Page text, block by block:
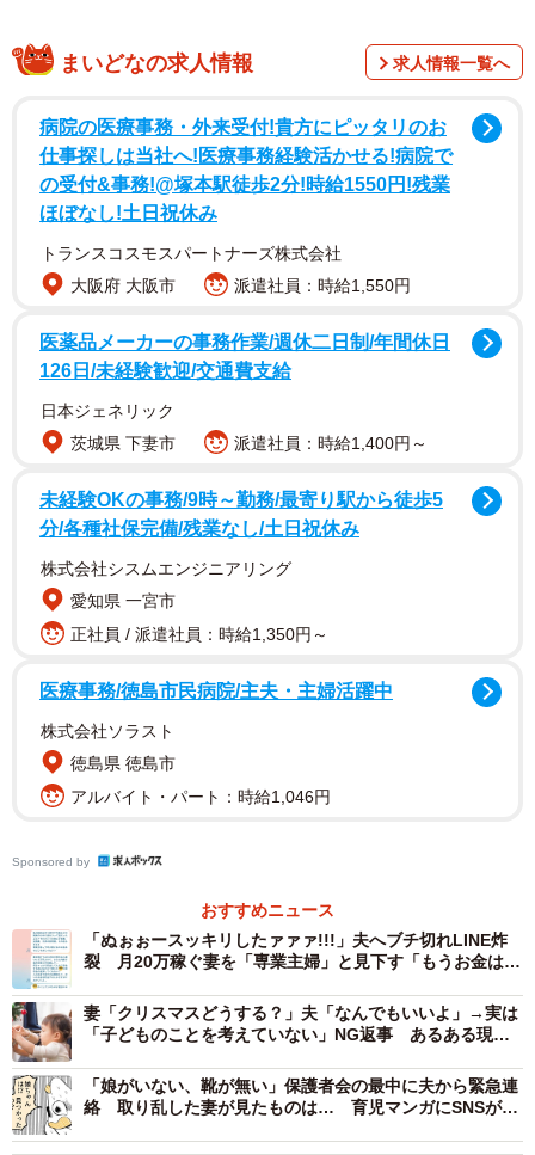
そんなパパさんを柊子さんは責めることはしなかったもの
んにモヤモヤしながら思わずツイートしたといいます。
「私たち（ママたち）の普通って、旦那からした
ら普通やないんですよね」
「私たち（ママたち）の普通って、旦那からしたら普通や
ないんですよね。うちの旦那はうんちのオムツもそのまま
の状態でリビングのゴミ箱に捨てたりします。誕生日会楽
しみにしてたでしょうに…お大事になさって下さい」
「わかりすぎます！うちはお風呂に入れてくれるまではい
いけど、長湯したりそのお湯がぬるくて風邪ひかせると
か、なかなか髪の毛を乾かさないとか、髪の毛を中途半端
に乾かして終わる。こっちの苦労も知らず。そして病院に
連れて行くのも鼻水吸うのも、薬飲ませるのも私。むかつ
ってたら自分自身が疲れるし、楽しくない。あとで後悔し
ます。風邪ひいて、熱でて誕生日会参加できなかったとし
てもそれもそれでいい思い出だと思います。」
「なんでも気張りすぎて完璧主義的な女性。特に第1子。う
ちはひとりっ子で、逆に僕の方が育児には関わってますが
そこまで妻に言われたら夫としては育児嫌になっちゃうと
思います…」
まいどなの求人情報 求人情報一覧へ
病院の医療事務・外来受付!貴方にピッタリのお
仕事探しは当社へ!医療事務経験活かせる!病院で
の受付&事務!@塚本駅徒歩2分!時給1550円!残業
ほぼなし!土日祝休み
トランスコスモスパートナーズ株式会社
大阪府 大阪市
派遣社員：時給1,550円
医薬品メーカーの事務作業/週休二日制/年間休日
126日/未経験歓迎/交通費支給
日本ジェネリック
茨城県 下妻市
派遣社員：時給1,400円～
未経験OKの事務/9時～勤務/最寄り駅から徒歩5
分/各種社保完備/残業なし/土日祝休み
株式会社シスムエンジニアリング
愛知県 一宮市
正社員 / 派遣社員：時給1,350円～
医療事務/徳島市民病院/主夫・主婦活躍中
株式会社ソラスト
徳島県 徳島市
アルバイト・パート：時給1,046円
Sponsored by
おすすめニュース
「ぬぉぉースッキリしたァァァ!!!」夫へブチ切れLINE炸
裂 月20万稼ぐ妻を「専業主婦」と見下す「もうお金は入
妻「クリスマスどうする？」夫「なんでもいいよ」→実は
「子どものことを考えていない」NG返事 あるある現象
「娘がいない、靴が無い」保護者会の最中に夫から緊急連
絡 取り乱した妻が見たものは… 育児マンガにSNSが注